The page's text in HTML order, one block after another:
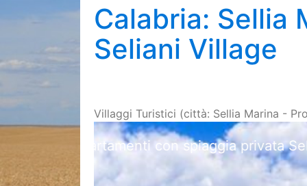
Calabria: Sellia
Seliani Village
Villaggi Turistici (città: Sellia Marina -